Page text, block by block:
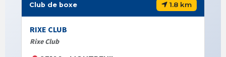
Club de boxe 1.8 km
RIXE CLUB
Rixe Club